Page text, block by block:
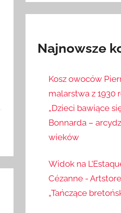
Najnowsze
Kosz owoców
malarstwa z 1930
„Dzieci bawiące
Bonnarda –
wieków
Widok na
Cézanne -
„Tańczące